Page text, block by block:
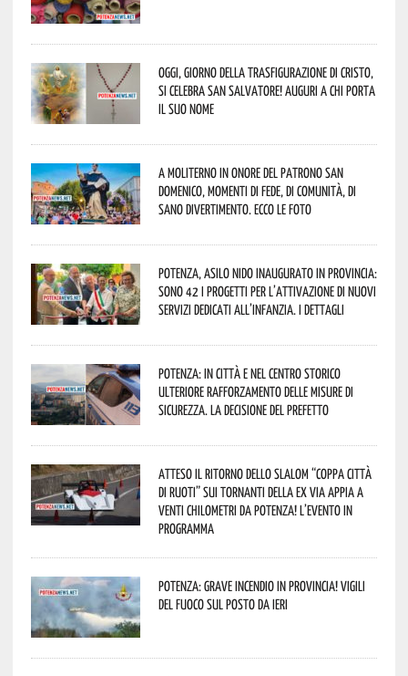
Oggi, giorno della Trasfigurazione di Cristo,
si celebra San Salvatore! Auguri a chi porta
il suo nome
A Moliterno in onore del Patrono San
Domenico, momenti di fede, di comunità, di
sano divertimento. Ecco le foto
Potenza, asilo nido inaugurato in provincia:
sono 42 i progetti per l’attivazione di nuovi
servizi dedicati all’infanzia. I dettagli
Potenza: in città e nel centro storico
ulteriore rafforzamento delle misure di
sicurezza. La decisione del Prefetto
Atteso il ritorno dello slalom “Coppa Città
di Ruoti” sui tornanti della ex via Appia a
venti chilometri da Potenza! L’evento in
programma
Potenza: grave incendio in Provincia! Vigili
del fuoco sul posto da ieri